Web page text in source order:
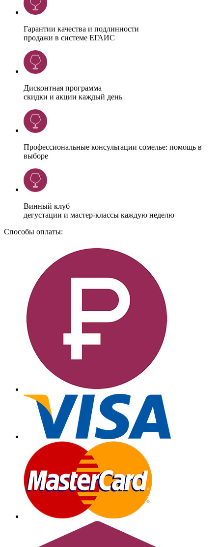
Гарантии качества и подлинности
продажи в системе ЕГАИС
Дисконтная программа
скидки и акции каждый день
Профессиональные консультации сомелье: помощь в
выборе
Винный клуб
дегустации и мастер-классы каждую неделю
Способы оплаты: